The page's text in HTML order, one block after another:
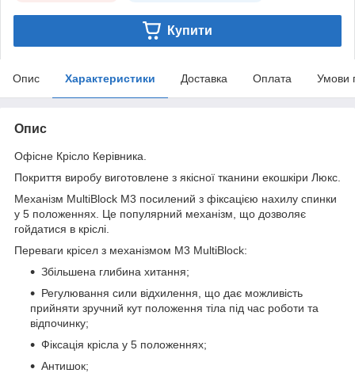
Купити
Опис Характеристики Доставка Оплата Умови
Опис
Офісне Крісло Керівника.
Покриття виробу виготовлене з якісної тканини екошкіри Люкс.
Механізм MultiBlock М3 посилений з фіксацією нахилу спинки
у 5 положеннях. Це популярний механізм, що дозволяє
гойдатися в кріслі.
Переваги крісел з механізмом M3 MultiBlock:
Збільшена глибина хитання;
Регулювання сили відхилення, що дає можливість
прийняти зручний кут положення тіла під час роботи та
відпочинку;
Фіксація крісла у 5 положеннях;
Антишок;